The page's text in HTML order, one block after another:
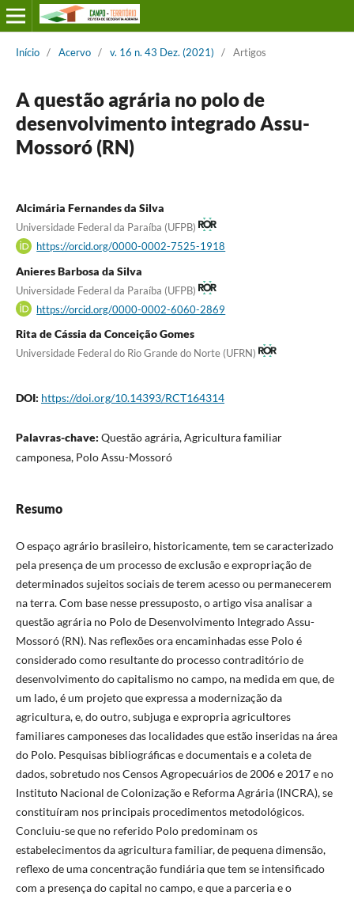
Início / Acervo / v. 16 n. 43 Dez. (2021) / Artigos
A questão agrária no polo de
desenvolvimento integrado Assu-
Mossoró (RN)
Alcimária Fernandes da Silva
Universidade Federal da Paraíba (UFPB)
https://orcid.org/0000-0002-7525-1918
Anieres Barbosa da Silva
Universidade Federal da Paraíba (UFPB)
https://orcid.org/0000-0002-6060-2869
Rita de Cássia da Conceição Gomes
Universidade Federal do Rio Grande do Norte (UFRN)
DOI: https://doi.org/10.14393/RCT164314
Palavras-chave: Questão agrária, Agricultura familiar
camponesa, Polo Assu-Mossoró
Resumo
O espaço agrário brasileiro, historicamente, tem se caracterizado
pela presença de um processo de exclusão e expropriação de
determinados sujeitos sociais de terem acesso ou permanecerem
na terra. Com base nesse pressuposto, o artigo visa analisar a
questão agrária no Polo de Desenvolvimento Integrado Assu-
Mossoró (RN). Nas reflexões ora encaminhadas esse Polo é
considerado como resultante do processo contraditório de
desenvolvimento do capitalismo no campo, na medida em que, de
um lado, é um projeto que expressa a modernização da
agricultura, e, do outro, subjuga e expropria agricultores
familiares camponeses das localidades que estão inseridas na área
do Polo. Pesquisas bibliográficas e documentais e a coleta de
dados, sobretudo nos Censos Agropecuários de 2006 e 2017 e no
Instituto Nacional de Colonização e Reforma Agrária (INCRA), se
constituíram nos principais procedimentos metodológicos.
Concluiu-se que no referido Polo predominam os
estabelecimentos da agricultura familiar, de pequena dimensão,
reflexo de uma concentração fundiária que tem se intensificado
com a presença do capital no campo, e que a parceria e o